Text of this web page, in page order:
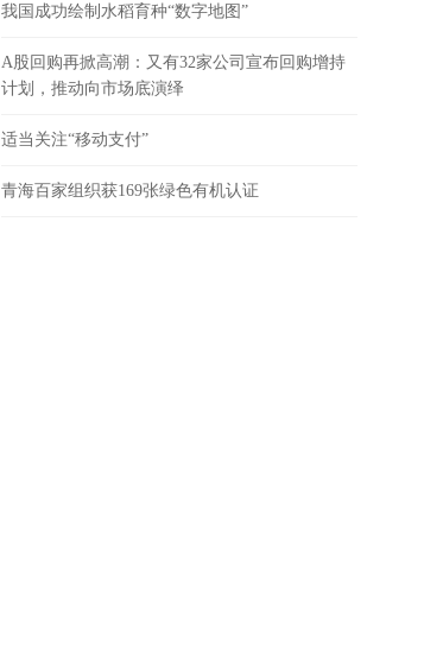
我国成功绘制水稻育种“数字地图”
A股回购再掀高潮：又有32家公司宣布回购增持
计划，推动向市场底演绎
适当关注“移动支付”
青海百家组织获169张绿色有机认证